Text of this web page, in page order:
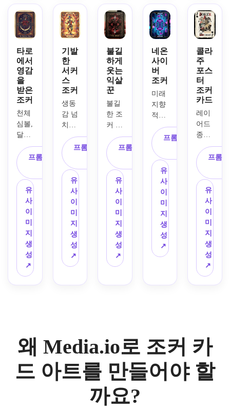
한 테
두리,
은은
한 빈
티지
프린
트 질
감,
균형
잡힌
대칭
성,
수집
용 카
지노
느낌,
깔끔
한 아
이보
리 배
경,
매우
디테
일하
며 인
쇄 가
카드
디자
인.
절제
된 빨
강과
파랑
포인
트,
현대
적인
카드
레이
아웃,
넓은
여백,
부드
러운
도형,
확장
가능
한 그
래픽
스타
일,
간결
한 테
두리
의 프
로페
셔널
자산
장식
적인
프레
임,
바랜
아이
보리
종이
질감,
검정
잉크
에칭
일,
우아
한 미
러링
구성,
촘촘
한 음
영 인
그레
이빙,
세련
된 테
장식,
위기,
극적
서도
클래
식한
무드,
이아
웃,
극명
한 대
비,
정교
한 메
탈릭
광택,
깊은
그림
자,
절제
된 붉
은색
포인
트,
고급
스러
운 수
집 무
드,
세련
되고
딕 테
두리,
몽환
적 분
위기,
중앙
대칭
레이
아웃,
거친
텍스
처,
날카
로운
표정,
성당
에서
영감
을 받
은 디
테일,
풍부
한 대
비와
인쇄
선명
아트.
타로
에서
영감
을
받은
조커
천체
심볼,
달과
장식
프레
임,
진한
남색·
진홍
색·금
색 구
성,
손그
림 판
타지
디테
인트,
균형
대칭
프롬프트 복
유
사
이
미
지
생
성
↗
기발
한
서커
스
조커
생동
감 넘
치는
의상
을 입
은 익
살꾼
과 카
니발
모티
빨강·
파랑·
노랑
포인
트,
테두
활기
차지
만 대
칭적
프롬프트 복
유
사
이
미
지
생
성
↗
불길
하게
웃는
익살
꾼
불길
한 조
커 카
드에
미소
짓는
익살
꾼,
강렬
한 표
정,
어두
운 조
명 효
강렬
강·검
식 테
두리,
미러
컴포
광택
감 있
프롬프트 복
유
사
이
미
지
생
성
↗
네온
사이
버
조커
미래
지향
적인
네온
조커
카드,
사이
버펑
크 익
살꾼,
형광
마젠
타·시
안·블
랙 색
상,
리,
빛나
는 회
로 패
프롬프트 복
유
사
이
미
지
생
성
↗
콜라
주
포스
터
조커
카드
레이
어드
종이
질감,
초현
실 하
이레
퀸 이
미지,
대담
한 타
이포
그래
피 포
인트,
에디
토리
비 구
성,
혼합
미디
어 연
프롬
유
사
이
미
지
생
성
↗
왜 Media.io로 조커 카
드 아트를 만들어야 할
까요?